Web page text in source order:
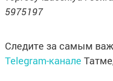
5975197
Telegram-канале